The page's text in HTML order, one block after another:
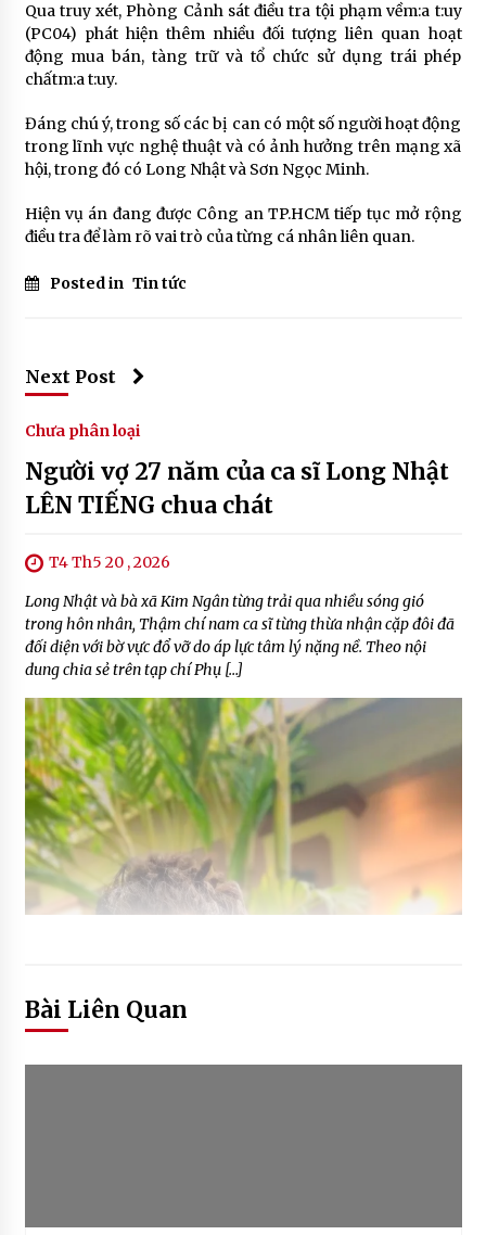
Qua truy xét, Phòng Cảnh sát điều tra tội phạm vềm:a t:uy
(PC04) phát hiện thêm nhiều đối tượng liên quan hoạt
động mua bán, tàng trữ và tổ chức sử dụng trái phép
chấtm:a t:uy.
Đáng chú ý, trong số các bị can có một số người hoạt động
trong lĩnh vực nghệ thuật và có ảnh hưởng trên mạng xã
hội, trong đó có Long Nhậtvà Sơn Ngọc Minh.
Hiện vụ án đang được Công an TP.HCM tiếp tục mở rộng
điều tra để làm rõ vai trò của từng cá nhân liên quan.
Posted in Tin tức
Next Post
Chưa phân loại
Người vợ 27 năm của ca sĩ Long Nhật
LÊN TIẾNG chua chát
T4 Th5 20 , 2026
Long Nhật và bà xã Kim Ngân từng trải qua nhiều sóng gió
trong hôn nhân, Thậm chí nam ca sĩ từng thừa nhận cặp đôi đã
đối diện với bờ vực đổ vỡ do áp lực tâm lý nặng nề. Theo nội
dung chia sẻ trên tạp chí Phụ […]
Bài Liên Quan